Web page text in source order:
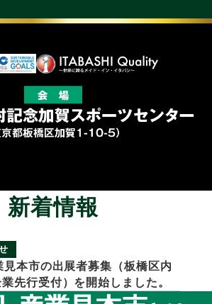
新着情報
本市の出展者募集（板橋区内
先行受付）を開始しました。